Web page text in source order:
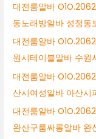
대전룸알바
동노래방알바 성정동
대전룸알바
원시테이블알바 수원
대전룸알바
산시여성알바 아산시
대전룸알바
완산구룸싸롱알바 완